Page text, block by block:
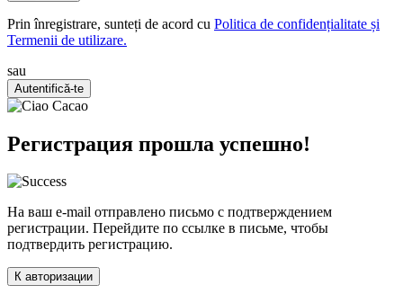
Prin înregistrare, sunteți de acord cu Politica de confidențialitate și
Termenii de utilizare.
sau
Autentifică-te
Регистрация прошла успешно!
На ваш e-mail отправлено письмо с подтверждением
регистрации. Перейдите по ссылке в письме, чтобы
подтвердить регистрацию.
К авторизации